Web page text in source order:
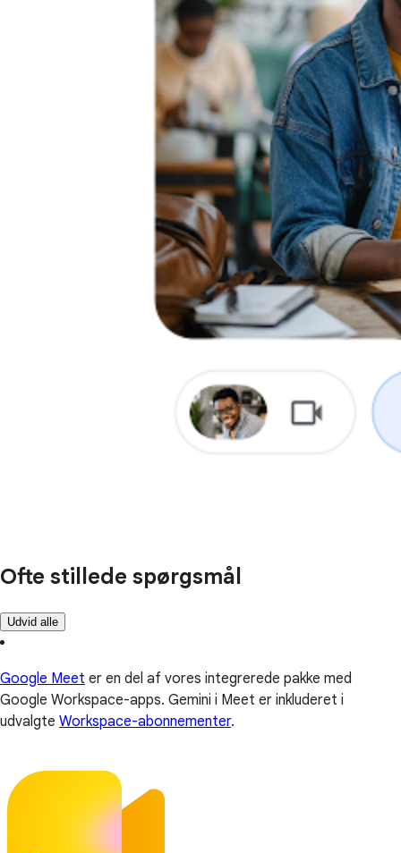
Ofte stillede spørgsmål
Udvid alle
Google Meet er en del af vores integrerede pakke med
Google Workspace-apps. Gemini i Meet er inkluderet i
udvalgte Workspace-abonnementer.